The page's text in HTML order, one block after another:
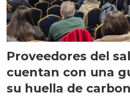
Proveedores del
cuentan con una
su huella de